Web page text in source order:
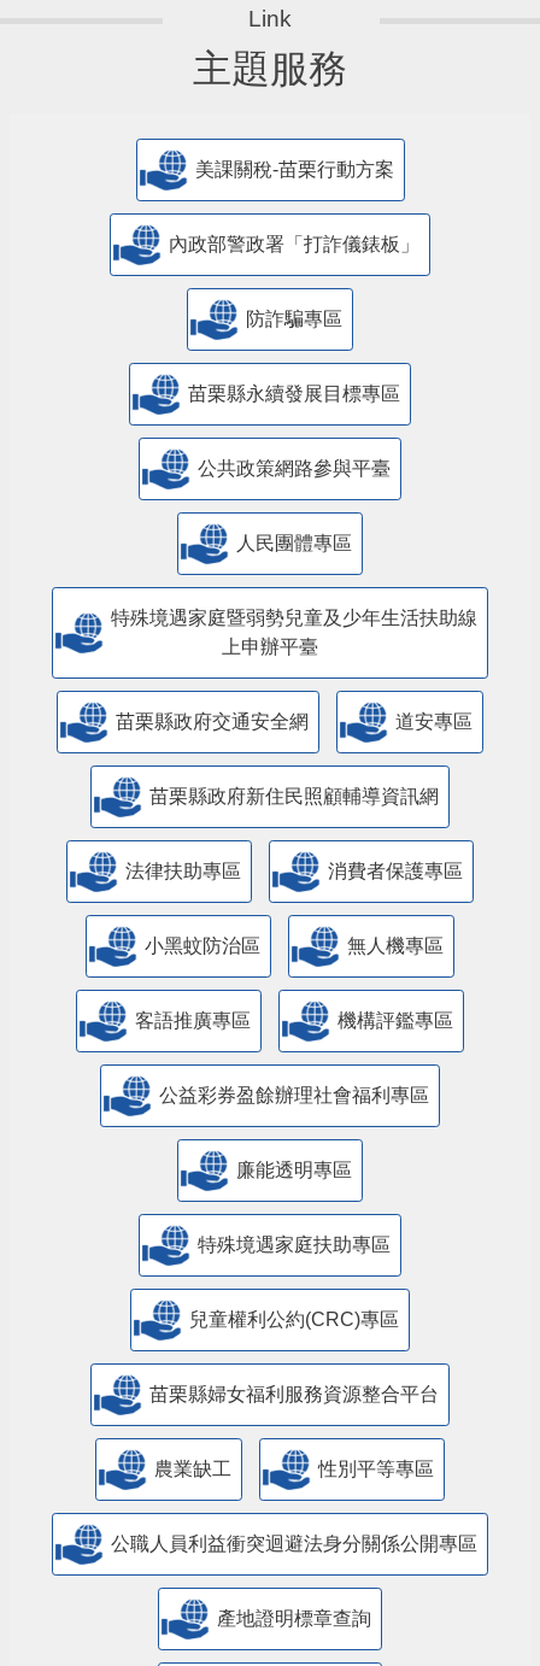
主題服務
美課關稅-苗栗行動方案
內政部警政署「打詐儀錶板」
防詐騙專區
苗栗縣永續發展目標專區
公共政策網路參與平臺
人民團體專區
特殊境遇家庭暨弱勢兒童及少年生活扶助線
上申辦平臺
苗栗縣政府交通安全網 道安專區
苗栗縣政府新住民照顧輔導資訊網
法律扶助專區 消費者保護專區
小黑蚊防治區 無人機專區
客語推廣專區 機構評鑑專區
公益彩券盈餘辦理社會福利專區
廉能透明專區
特殊境遇家庭扶助專區
兒童權利公約(CRC)專區
苗栗縣婦女福利服務資源整合平台
農業缺工 性別平等專區
公職人員利益衝突迴避法身分關係公開專區
產地證明標章查詢